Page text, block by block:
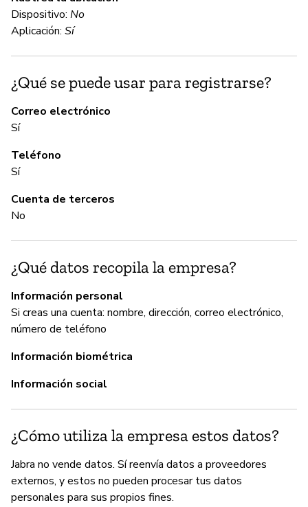
Dispositivo: No
Aplicación: Sí
¿Qué se puede usar para registrarse?
Correo electrónico
Sí
Teléfono
Sí
Cuenta de terceros
No
¿Qué datos recopila la empresa?
Información personal
Si creas una cuenta: nombre, dirección, correo electrónico,
número de teléfono
Información biométrica
Información social
¿Cómo utiliza la empresa estos datos?
Jabra no vende datos. Sí reenvía datos a proveedores
externos, y estos no pueden procesar tus datos
personales para sus propios fines.